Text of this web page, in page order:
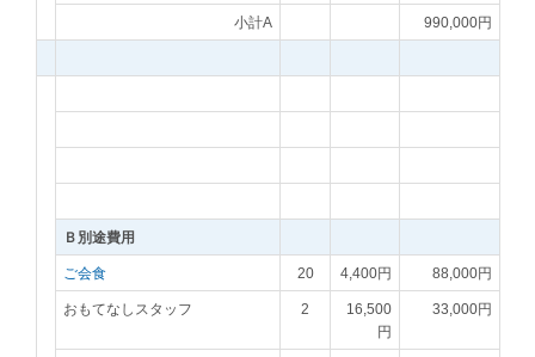
小計A 990,000円
Ｂ別途費用
ご会食 20 4,400円 88,000円
おもてなしスタッフ 2
16,500
円
33,000円